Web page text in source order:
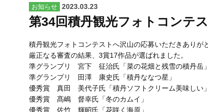
お知らせ 2023.03.23
第34回積丹観光フォトコンテス
積丹観光フォトコンテストへ沢山の応募いただきありが
厳正なる審査の結果、3賞17作品が選ばれました。
準グランプリ 宮下 征治氏「菜の花畑と残雪の積丹岳」
準グランプリ 田澤 康史氏「積丹ななつ星」
優秀賞 真田 美代子氏「積丹ソフトクリーム美味しい」
優秀賞 髙嶋 督幸氏「冬のカムイ」
優秀賞 佐竹 輝昭氏「花咲く海原」